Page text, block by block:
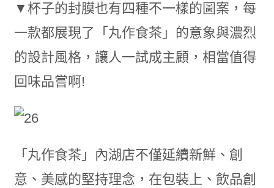
▼杯子的封膜也有四種不一樣的圖案，每
一款都展現了「丸作食茶」的意象與濃烈
的設計風格，讓人一試成主顧，相當值得
回味品嘗啊!
「丸作食茶」內湖店不僅延續新鮮、創
意、美感的堅持理念，在包裝上、飲品創